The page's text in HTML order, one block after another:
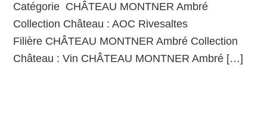
Catégorie CHÂTEAU MONTNER Ambré
Collection Château : AOC Rivesaltes
Filière CHÂTEAU MONTNER Ambré Collection
Château : Vin CHÂTEAU MONTNER Ambré […]